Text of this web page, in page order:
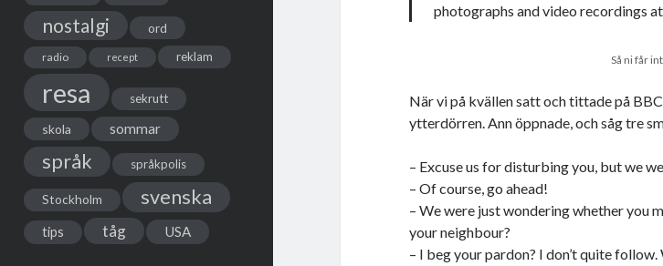
nostalgi ord
radio recept reklam
resa sekrutt
skola sommar
språk språkpolis
Stockholm svenska
tips tåg USA
photographs and video recordings
Så ni får
När vi på kvällen satt och tittade på
ytterdörren. Ann öppnade, och såg tre
– Excuse us for disturbing you, but we
– Of course, go ahead!
– We were just wondering whether you
your neighbour?
– I beg your pardon? I don’t quite follow.